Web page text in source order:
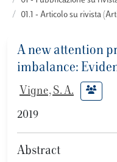
01.1 - Articolo su rivista
A new attention
imbalance:
Vigne, S. A.
2019
Abstract